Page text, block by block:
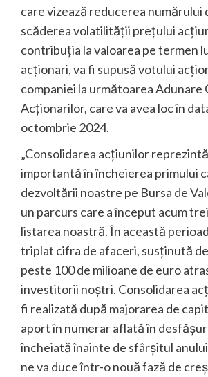
care vizează reducerea numărului
scăderea volatilității prețului
contribuția la valoarea pe termen
acționari, va fi supusă votului
companiei la următoarea Adunare
Acționarilor, care va avea loc în
octombrie 2024.
„Consolidarea acțiunilor
importantă în încheierea primului
dezvoltării noastre pe Bursa de
un parcurs care a început acum
listarea noastră. În această
triplat cifra de afaceri, susținută
peste 100 de milioane de euro
investitorii noștri. Consolidarea
fi realizată după majorarea de
aport în numerar aflată în
încheiată înainte de sfârșitul
ne va duce într-o nouă fază de